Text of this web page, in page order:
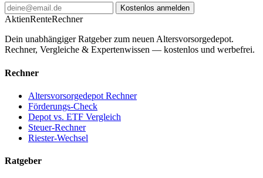
Kostenlos anmelden
AktienRenteRechner
Dein unabhängiger Ratgeber zum neuen Altersvorsorgedepot.
Rechner, Vergleiche & Expertenwissen — kostenlos und werbefrei.
Rechner
Altersvorsorgedepot Rechner
Förderungs-Check
Depot vs. ETF Vergleich
Steuer-Rechner
Riester-Wechsel
Ratgeber